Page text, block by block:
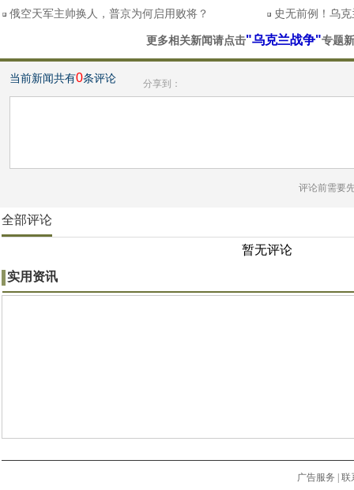
俄空天军主帅换人，普京为何启用败将？
史无前例！乌
更多相关新闻请点击"乌克兰战争"专题
当前新闻共有0条评论 分享到：
评论前需要
全部评论
暂无评论
实用资讯
广告服务
联